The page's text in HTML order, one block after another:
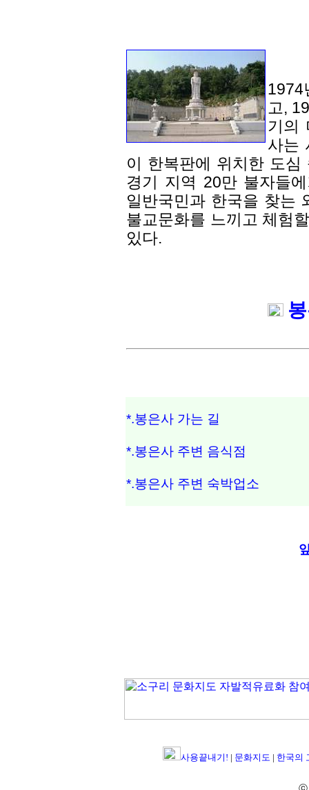
1974
고,
기의
사는
이 한복판에 위치한 도
경기 지역 20만 불자들
일반국민과 한국을 찾는
불교문화를 느끼고 체험
있다.
*.봉은사 가는 길
*.봉은사 주변 음식점
*.봉은사 주변 숙박업소
사용끝내기! | 문화지도 | 한국의